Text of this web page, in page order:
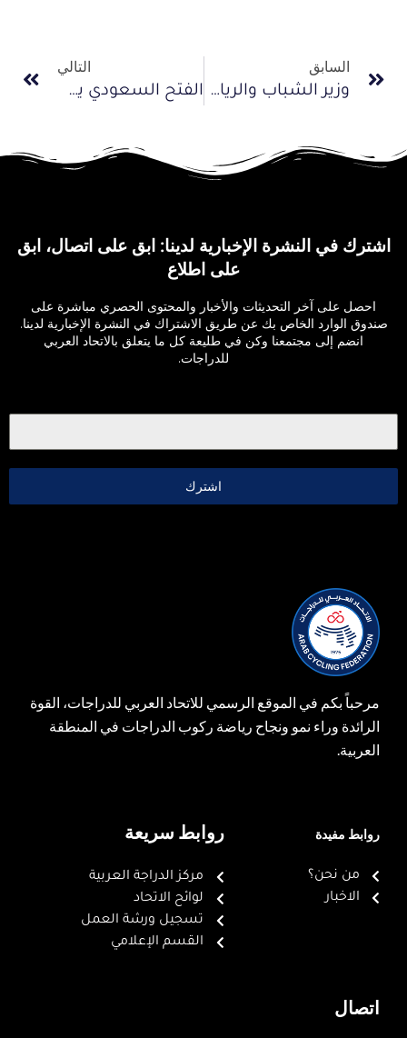
السابق
وزير الشباب والرياضة المصري يفتتح اليوم سباق الدراجات «في حب مصر» ببورسعيد
التالي
الفتح السعودي يستضيف البطولة العربية للأندية الأبطال للدراجات
اشترك في النشرة الإخبارية لدينا: ابق على اتصال، ابق
على اطلاع
احصل على آخر التحديثات والأخبار والمحتوى الحصري مباشرة على
صندوق الوارد الخاص بك عن طريق الاشتراك في النشرة الإخبارية لدينا.
انضم إلى مجتمعنا وكن في طليعة كل ما يتعلق بالاتحاد العربي
للدراجات.
اشترك
مرحباً بكم في الموقع الرسمي للاتحاد العربي للدراجات، القوة
الرائدة وراء نمو ونجاح رياضة ركوب الدراجات في المنطقة
العربية.
روابط مفيدة
من نحن؟
الاخبار
روابط سريعة
مركز الدراجة العربية
لوائح الاتحاد
تسجيل ورشة العمل
القسم الإعلامي
اتصال